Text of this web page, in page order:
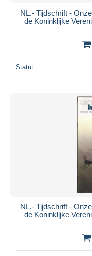
NL.- Tijdschrift -
de Koninklijke
Statut
NL.- Tijdschrift -
de Koninklijke